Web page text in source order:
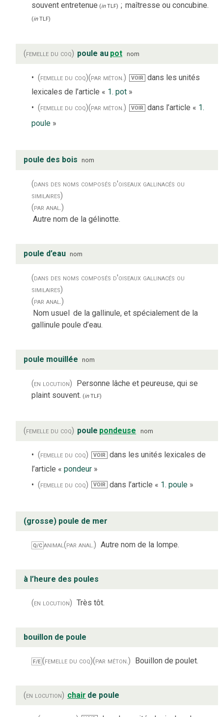
souvent entretenue (inTLF) ; maîtresse ou concubine.
(inTLF)
(femelle du coq) poule au pot nom
(femelle du coq)(par méton.) VOIR dans les unités
lexicales de l’article « 1. pot »
(femelle du coq)(par méton.) VOIR dans l’article « 1.
poule »
poule des bois nom
(dans des noms composés d'oiseaux gallinacés ou
similaires)
(par anal.)
Autre nom de la gélinotte.
poule d’eau nom
(dans des noms composés d'oiseaux gallinacés ou
similaires)
(par anal.)
Nom usuel de la gallinule, et spécialement de la
gallinule poule d’eau.
poule mouillée nom
(en locution) Personne lâche et peureuse, qui se
plaint souvent. (inTLF)
(femelle du coq) poule pondeuse nom
(femelle du coq) VOIR dans les unités lexicales de
l’article « pondeur »
(femelle du coq)
VOIR dans l’article « 1. poule»
(grosse) poule de mer
Q/C animal(par anal.) Autre nom de la lompe.
à l’heure des poules
(en locution) Très tôt.
bouillon de poule
F/E (femelle du coq)(par méton.) Bouillon de poulet.
(en locution) chair de poule